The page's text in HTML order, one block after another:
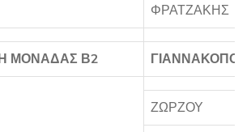
ΦΡΑΤΖΑΚΗΣ
ΠΡΟΪΣΤΑΜΕΝΗ ΜΟΝΑΔΑΣ Β2
ΖΩΡΖΟΥ